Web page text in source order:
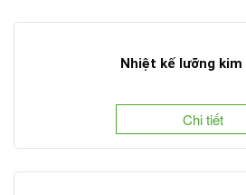
Nhiệt kế lưỡng kim
Chi tiết